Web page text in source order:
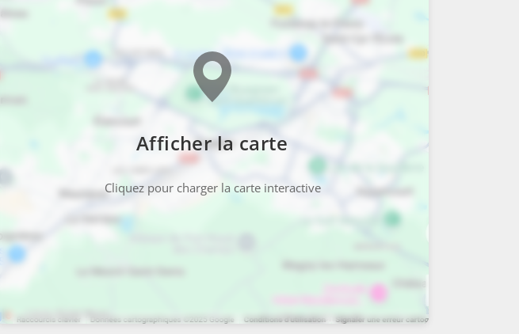
Afficher la carte
Cliquez pour charger la carte interactive